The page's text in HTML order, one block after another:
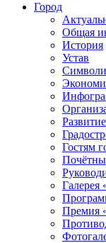
Город
Общая
История
Устав
Гостям
Галерея
Премия